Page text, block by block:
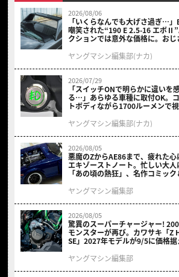
2026/08/06
「いくらなんでも大げさ過ぎ…」
嘲笑された“190 E 2.5-16 エボ
クションでは意外な価格に。おじ
（2ページ目）
ヤングマシン編集部(ナカ)
2026/07/29
「スイッチONで明らかに違いを
る…」あらゆる車種に取付OK。
トボディながら1700ルーメンで
ニット プレシャスレイ スモール］
ヤングマシン編集部(ナカ)
2026/08/05
悪魔のZからAE86まで、疲れた心
エキゾーストノート。忙しい大人
「あの頃の熱狂」、名作コミック
結！（2ページ目）
ヤングマシン編集部
2026/08/05
驚異のスーパーチャージャー!
モンスターが再び。カワサキ「Z
SE」2027年モデルが9/5に価格据
ヤングマシン編集部